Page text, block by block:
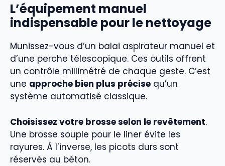
L’équipement manuel
indispensable pour le nettoyage
Munissez-vous d’un balai aspirateur manuel et
d’une perche télescopique. Ces outils offrent
un contrôle millimétré de chaque geste. C’est
une approche bien plus précise qu’un
système automatisé classique.
Choisissez votre brosse selon le revêtement.
Une brosse souple pour le liner évite les
rayures. À l’inverse, les picots durs sont
réservés au béton.